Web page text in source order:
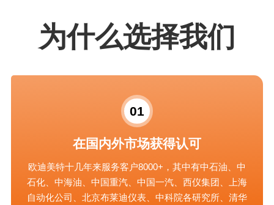
为什么选择我们
01
在国内外市场获得认可
欧迪美特十几年来服务客户8000+，其中有中石油、中
石化、中海油、中国重汽、中国一汽、西仪集团、上海
自动化公司、北京布莱迪仪表、中科院各研究所、清华